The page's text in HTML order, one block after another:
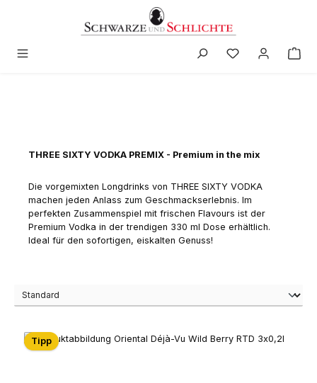
THREE SIXTY VODKA PREMIX - Premium in the mix
Die vorgemixten Longdrinks von THREE SIXTY VODKA
machen jeden Anlass zum Geschmackserlebnis. Im
perfekten Zusammenspiel mit frischen Flavours ist der
Premium Vodka in der trendigen 330 ml Dose erhältlich.
Ideal für den sofortigen, eiskalten Genuss!
Tipp